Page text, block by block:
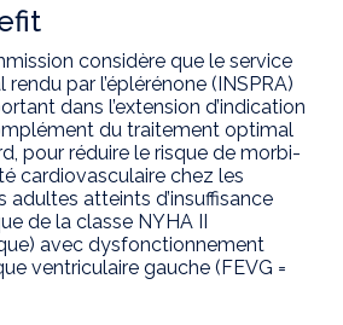
considère que le service
rendu par l’éplérénone (INSPRA)
dans l’extension d’indication
du traitement optimal
pour réduire le risque de morbi-
cardiovasculaire chez les
adultes atteints d’insuffisance
de la classe NYHA II
avec dysfonctionnement
ventriculaire gauche (FEVG =